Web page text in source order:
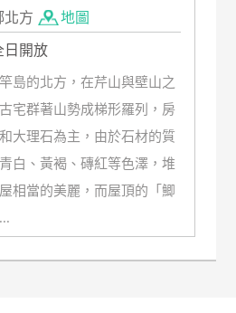
北方 地圖
日開放
島的北方，在芹山與壁山之
宅群著山勢成梯形羅列，房
大理石為主，由於石材的質
白、黃褐、磚紅等色澤，堆
相當的美麗，而屋頂的「鯽